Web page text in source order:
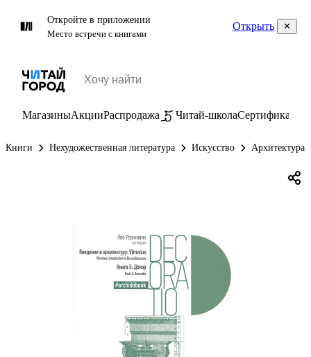
Откройте в приложении
Место встречи с книгами
Открыть
МагазиныАкцииРаспродажа Читай-школаСертификаты
Книги Нехудожественная литература Искусство Архитектура